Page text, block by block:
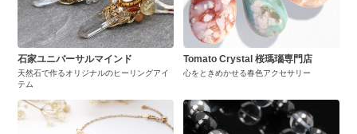
石家ユニバーサルマインド
天然石で作るオリジナルのヒーリングアイ
テム
Tomato Crystal 桜瑪瑙専門店
心をときめかせる春色アクセサリー